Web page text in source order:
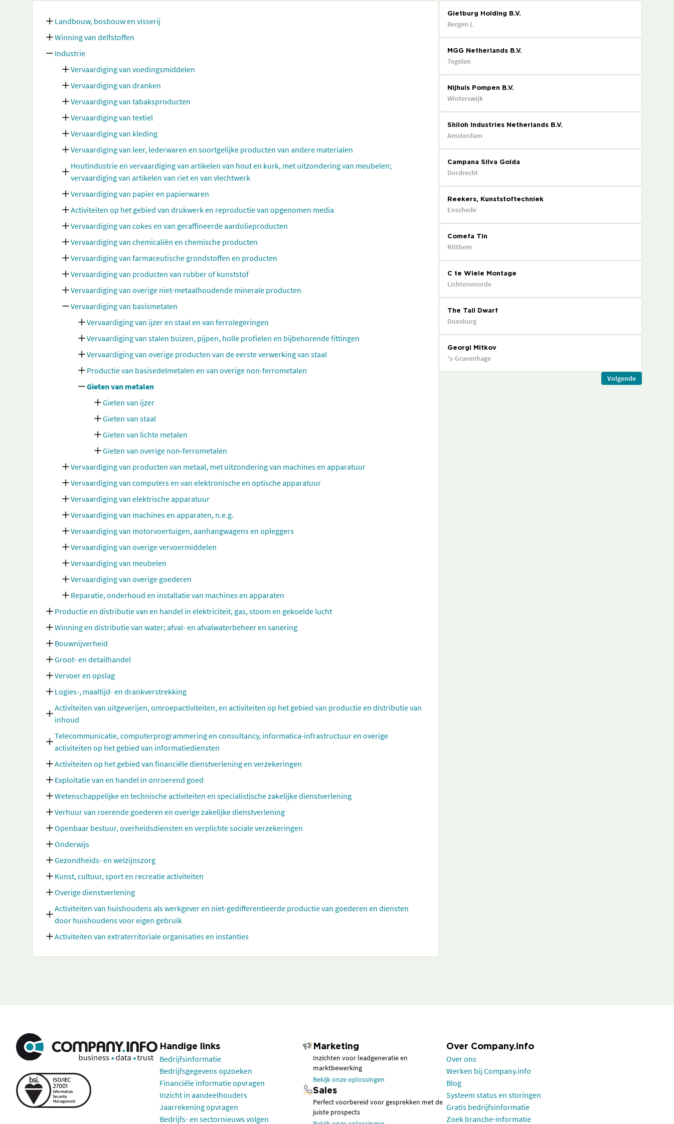
Landbouw, bosbouw en visserij
Winning van delfstoffen
Industrie
Vervaardiging van voedingsmiddelen
Vervaardiging van dranken
Vervaardiging van tabaksproducten
Vervaardiging van textiel
Vervaardiging van kleding
Vervaardiging van leer, lederwaren en soortgelijke producten van andere materialen
Houtindustrie en vervaardiging van artikelen van hout en kurk, met uitzondering van meubelen;
vervaardiging van artikelen van riet en van vlechtwerk
Vervaardiging van papier en papierwaren
Activiteiten op het gebied van drukwerk en reproductie van opgenomen media
Vervaardiging van cokes en van geraffineerde aardolieproducten
Vervaardiging van chemicaliën en chemische producten
Vervaardiging van farmaceutische grondstoffen en producten
Vervaardiging van producten van rubber of kunststof
Vervaardiging van overige niet-metaalhoudende minerale producten
Vervaardiging van basismetalen
Vervaardiging van ijzer en staal en van ferrolegeringen
Vervaardiging van stalen buizen, pijpen, holle profielen en bijbehorende fittingen
Vervaardiging van overige producten van de eerste verwerking van staal
Productie van basisedelmetalen en van overige non-ferrometalen
Gieten van metalen
Gieten van ijzer
Gieten van staal
Gieten van lichte metalen
Gieten van overige non-ferrometalen
Vervaardiging van producten van metaal, met uitzondering van machines en apparatuur
Vervaardiging van computers en van elektronische en optische apparatuur
Vervaardiging van elektrische apparatuur
Vervaardiging van machines en apparaten, n.e.g.
Vervaardiging van motorvoertuigen, aanhangwagens en opleggers
Vervaardiging van overige vervoermiddelen
Vervaardiging van meubelen
Vervaardiging van overige goederen
Reparatie, onderhoud en installatie van machines en apparaten
Productie en distributie van en handel in elektriciteit, gas, stoom en gekoelde lucht
Winning en distributie van water; afval- en afvalwaterbeheer en sanering
Bouwnijverheid
Groot- en detailhandel
Vervoer en opslag
Logies-, maaltijd- en drankverstrekking
Activiteiten van uitgeverijen, omroepactiviteiten, en activiteiten op het gebied van productie en distributie van
inhoud
Telecommunicatie, computerprogrammering en consultancy, informatica-infrastructuur en overige
activiteiten op het gebied van informatiediensten
Activiteiten op het gebied van financiële dienstverlening en verzekeringen
Exploitatie van en handel in onroerend goed
Wetenschappelijke en technische activiteiten en specialistische zakelijke dienstverlening
Verhuur van roerende goederen en overige zakelijke dienstverlening
Openbaar bestuur, overheidsdiensten en verplichte sociale verzekeringen
Onderwijs
Gezondheids- en welzijnszorg
Kunst, cultuur, sport en recreatie activiteiten
Overige dienstverlening
Activiteiten van huishoudens als werkgever en niet-gedifferentieerde productie van goederen en diensten
door huishoudens voor eigen gebruik
Activiteiten van extraterritoriale organisaties en instanties
Gietburg Holding B.V.
Bergen L
MGG Netherlands B.V.
Tegelen
Nijhuis Pompen B.V.
Winterswijk
Shiloh Industries Netherlands B.V.
Amsterdam
Campana Silva Golda
Dordrecht
Reekers, Kunststoftechniek
Enschede
Comefa Tin
Ritthem
C te Wiele Montage
Lichtenvoorde
The Tall Dwarf
Doesburg
Georgi Mitkov
's-Gravenhage
Volgende
Handige links
Bedrijfsinformatie
Bedrijfsgegevens opzoeken
Financiële informatie opvragen
Inzicht in aandeelhouders
Jaarrekening opvragen
Bedrijfs- en sectornieuws volgen
Marketing
Inzichten voor leadgeneratie en
marktbewerking
Bekijk onze oplossingen
Sales
Perfect voorbereid voor gesprekken met de
juiste prospects
Over Company.info
Over ons
Werken bij Company.info
Blog
Systeem status en storingen
Gratis bedrijfsinformatie
Zoek branche-informatie